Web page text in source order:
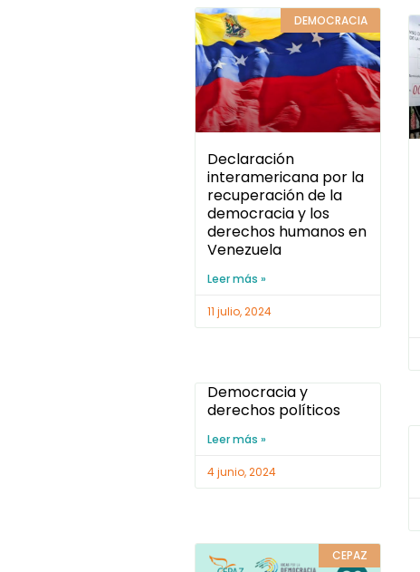
DEMOCRACIA
Declaración
interamericana por la
recuperación de la
democracia y los
derechos humanos en
Venezuela
Leer más »
11 julio, 2024
Democracia y
derechos políticos
Leer más »
4 junio, 2024
CEPAZ